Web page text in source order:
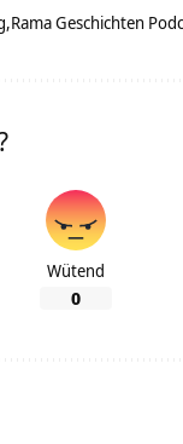
Rama Geschichten
Wütend
0